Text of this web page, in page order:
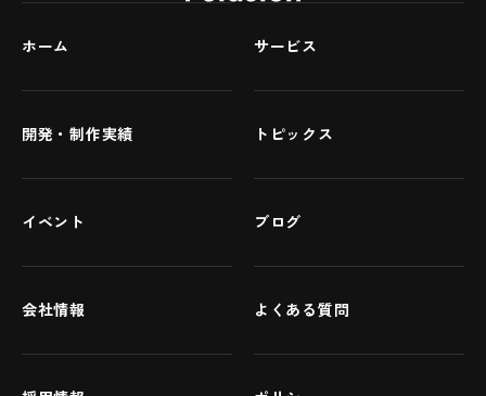
ホーム サービス
開発・制作実績 トピックス
イベント ブログ
会社情報 よくある質問